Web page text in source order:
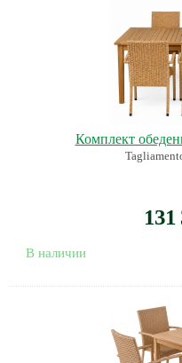
Комплект
131
В наличии